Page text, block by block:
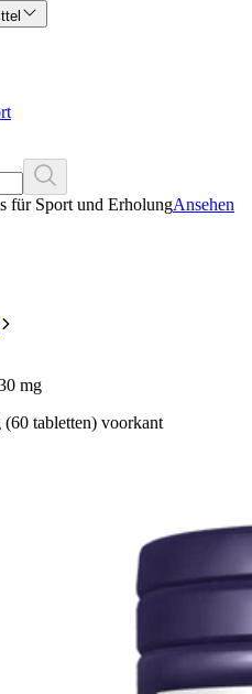
für Sport und ErholungAnsehen
mg
tabletten) voorkant